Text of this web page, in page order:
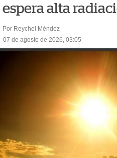
espera alta
Por Reychel Méndez
07 de agosto de 2026, 03:05